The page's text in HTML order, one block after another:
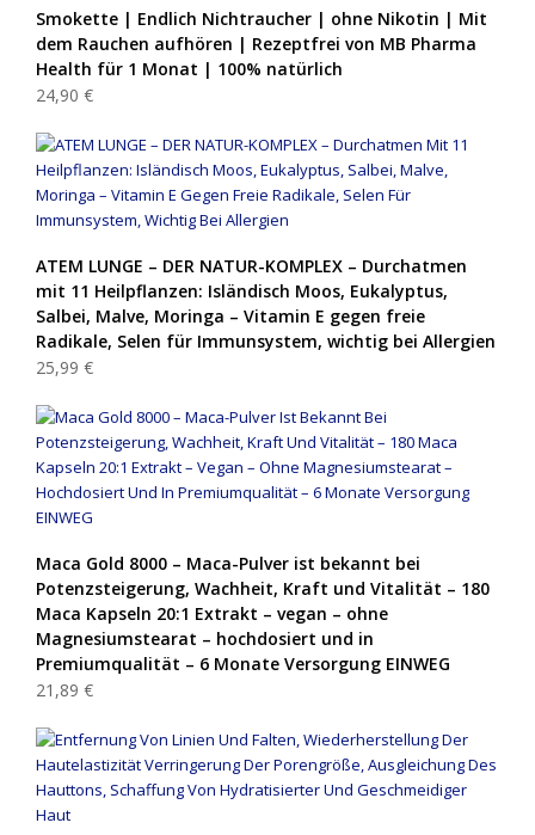
Smokette | Endlich Nichtraucher | ohne Nikotin | Mit
dem Rauchen aufhören | Rezeptfrei von MB Pharma
Health für 1 Monat | 100% natürlich
24,90 €
ATEM LUNGE – DER NATUR-KOMPLEX – Durchatmen
mit 11 Heilpflanzen: Isländisch Moos, Eukalyptus,
Salbei, Malve, Moringa – Vitamin E gegen freie
Radikale, Selen für Immunsystem, wichtig bei Allergien
25,99 €
Maca Gold 8000 – Maca-Pulver ist bekannt bei
Potenzsteigerung, Wachheit, Kraft und Vitalität – 180
Maca Kapseln 20:1 Extrakt – vegan – ohne
Magnesiumstearat – hochdosiert und in
Premiumqualität – 6 Monate Versorgung EINWEG
21,89 €